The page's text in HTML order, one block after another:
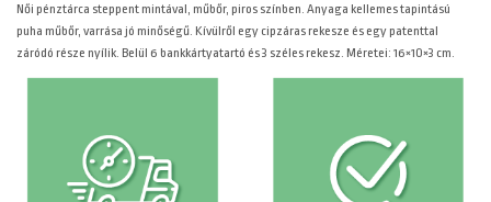
Női pénztárca steppent mintával, műbőr, piros színben. Anyaga kellemes tapintású
puha műbőr, varrása jó minőségű. Kívülről egy cipzáras rekesze és egy patenttal
záródó része nyílik. Belül 6 bankkártyatartó és 3 széles rekesz. Méretei: 16×10×3 cm.